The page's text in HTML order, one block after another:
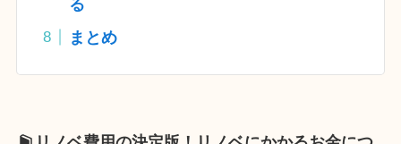
る
まとめ